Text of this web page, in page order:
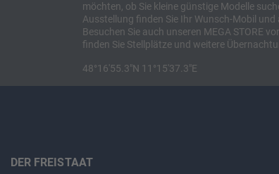
möchten, ob Sie kleine günstige Modelle
Ausstellung finden Sie Ihr Wunsch-Mobil
Besuchen Sie auch unseren MEGA STORE
finden Sie Stellplätze und weitere
48°16'55.3"N 11°15'37.3"E
DER FREISTAAT